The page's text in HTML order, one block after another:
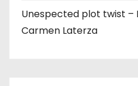
Unespected plot twist –
Carmen Laterza